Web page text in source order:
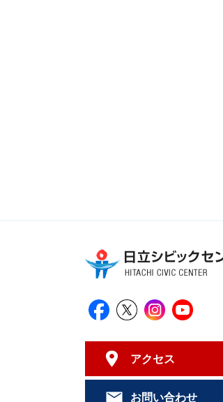
日立シビックセンタ
日立シビック
日立シビ
日
アクセス
お問い合わせ